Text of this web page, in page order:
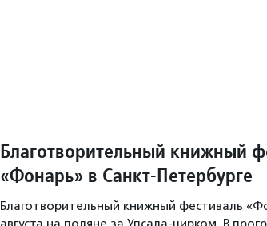
Благотворительный книжный
«Фонарь» в Санкт-Петербурге
Благотворительный книжный фестиваль